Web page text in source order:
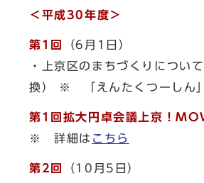
＜平成30年度＞
第1回
（6月1日）
・上京区のまちづくりについ
換） ※ 「えんたくつーしん
第1回拡大円卓会議上京！
※ 詳細は こちら
第2回
（10月5日）